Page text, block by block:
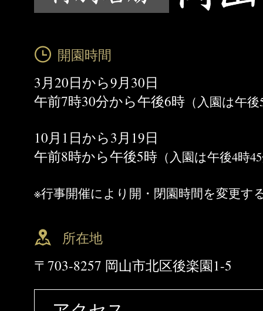
開園時間
3月20日から9月30日
午前7時30分から午後6時 （入園は午
10月1日から3月19日
午前8時から午後5時 （入園は午後4時
※行事開催により開・閉園時間を変更す
所在地
〒703-8257 岡山市北区後楽園1-5